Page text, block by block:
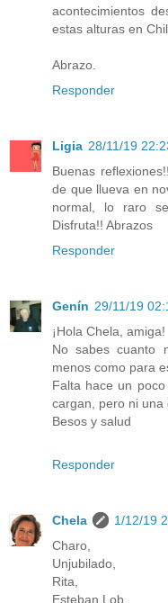
acontecimientos
estas alturas en
Abrazo.
Responder
Ligia 28/11/19
Buenas
de que llueva en
normal, lo raro
Disfruta!! Abrazos
Responder
Genín 29/11/19
¡Hola Chela, amiga!
No sabes cuanto
menos como para
Falta hace un
cargan, pero ni una
Besos y salud
Responder
Chela
1/12/19
Charo,
Unjubilado,
Rita,
Esteban Lob,